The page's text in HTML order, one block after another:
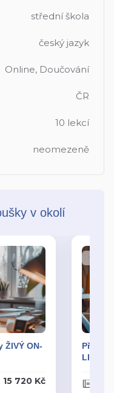
střední škola
český jazyk
Online, Doučování
ČR
10 lekcí
neomezeně
v okolí
ŽIVÝ ON-
15 720 Kč
LINE